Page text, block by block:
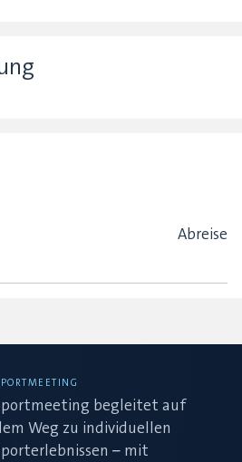
Abreise
begleitet auf
Weg zu individuellen
– mit